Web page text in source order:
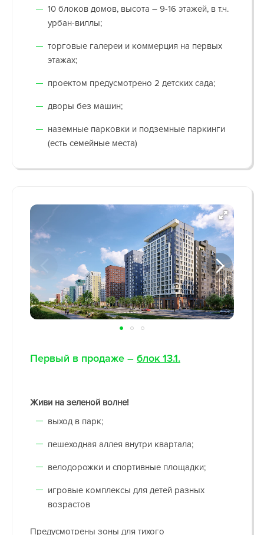
10 блоков домов, высота – 9-16 этажей, в т.ч.
урбан-виллы;
торговые галереи и коммерция на первых
этажах;
проектом предусмотрено 2 детских сада;
дворы без машин;
наземные парковки и подземные паркинги
(есть семейные места)
Первый в продаже – блок 13.1.
Живи на зеленой волне!
выход в парк;
пешеходная аллея внутри квартала;
велодорожки и спортивные площадки;
игровые комплексы для детей разных
возрастов
Предусмотрены зоны для тихого